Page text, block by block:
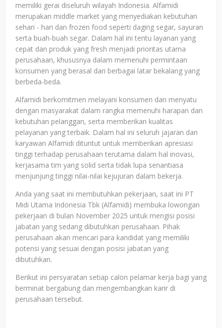
memiliki gerai diseluruh wilayah Indonesia. Alfamidi
merupakan middle market yang menyediakan kebutuhan
sehari - hari dan frozen food seperti daging segar, sayuran
serta buah-buah segar. Dalam hal ini tentu layanan yang
cepat dan produk yang fresh menjadi prioritas utama
perusahaan, khususnya dalam memenuhi permintaan
konsumen yang berasal dari berbagai latar bekalang yang
berbeda-beda.
Alfamidi berkomitmen melayani konsumen dan menyatu
dengan masyarakat dalam rangka memenuhi harapan dan
kebutuhan pelanggan, serta memberikan kualitas
pelayanan yang terbaik. Dalam hal ini seluruh jajaran dan
karyawan Alfamidi dituntut untuk memberikan apresiasi
tinggi terhadap perusahaan terutama dalam hal inovasi,
kerjasama tim yang solid serta tidak lupa senantiasa
menjunjung tinggi nilai-nilai kejujuran dalam bekerja.
Anda yang saat ini membutuhkan pekerjaan, saat ini PT
Midi Utama Indonesia Tbk (Alfamidi) membuka lowongan
pekerjaan di bulan November 2025 untuk mengisi posisi
jabatan yang sedang dibutuhkan perusahaan. Pihak
perusahaan akan mencari para kandidat yang memiliki
potensi yang sesuai dengan posisi jabatan yang
dibutuhkan.
Berikut ini persyaratan setiap calon pelamar kerja bagi yang
berminat bergabung dan mengembangkan karir di
perusahaan tersebut.